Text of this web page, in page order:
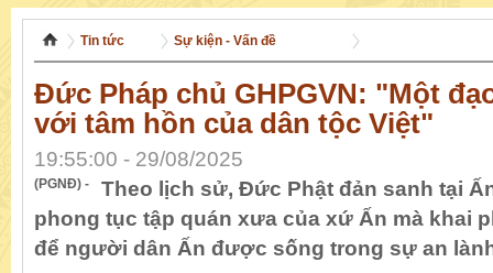
Tin tức Sự kiện - Vấn đề
Đức Pháp chủ GHPGVN: "Một
với tâm hồn của dân tộc Việt"
19:55:00 - 29/08/2025
(PGNĐ) -
Theo lịch sử, Đức Phật đản sanh tại
phong tục tập quán xưa của xứ Ấn mà khai
để người dân Ấn được sống trong sự an